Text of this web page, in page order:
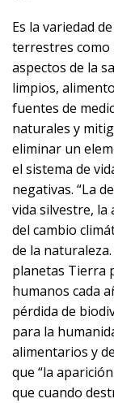
Es la variedad
terrestres como
aspectos de la
limpios,
fuentes de
naturales y
eliminar un
el sistema de
negativas. “La
vida silvestre, la
del cambio
de la
planetas Tierra
humanos cada
pérdida de
para la
alimentarios y
que “la
que cuando